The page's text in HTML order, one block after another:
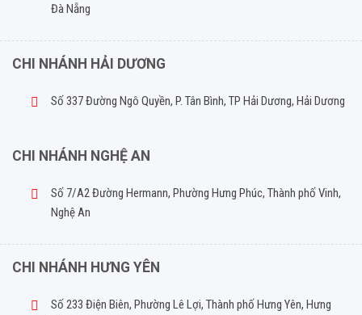
Đà Nẵng
CHI NHÁNH HẢI DƯƠNG
Số 337 Đường Ngô Quyền, P. Tân Bình, TP Hải Dương, Hải Dương
CHI NHÁNH NGHỆ AN
Số 7/A2 Đường Hermann, Phường Hưng Phúc, Thành phố Vinh,
Nghệ An
CHI NHÁNH HƯNG YÊN
Số 233 Điện Biên, Phường Lê Lợi, Thành phố Hưng Yên, Hưng